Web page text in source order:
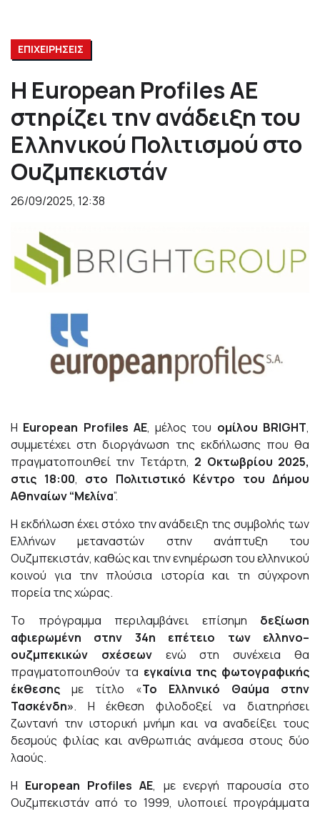
ΕΠΙΧΕΙΡΗΣΕΙΣ
Η European Profiles ΑΕ
στηρίζει την ανάδειξη του
Ελληνικού Πολιτισμού στο
Ουζμπεκιστάν
26/09/2025, 12:38
Η European Profiles ΑΕ, μέλος του ομίλου BRIGHT,
συμμετέχει στη διοργάνωση της εκδήλωσης που θα
πραγματοποιηθεί την Τετάρτη, 2 Οκτωβρίου 2025,
στις 18:00, στο Πολιτιστικό Κέντρο του Δήμου
Αθηναίων “Μελίνα”.
Η εκδήλωση έχει στόχο την ανάδειξη της συμβολής των
Ελλήνων μεταναστών στην ανάπτυξη του
Ουζμπεκιστάν, καθώς και την ενημέρωση του ελληνικού
κοινού για την πλούσια ιστορία και τη σύγχρονη
πορεία της χώρας.
Το πρόγραμμα περιλαμβάνει επίσημη δεξίωση
αφιερωμένη στην 34η επέτειο των ελληνο–
ουζμπεκικών σχέσεων ενώ στη συνέχεια θα
πραγματοποιηθούν τα εγκαίνια της φωτογραφικής
έκθεσης με τίτλο «Το Ελληνικό Θαύμα στην
Τασκένδη». Η έκθεση φιλοδοξεί να διατηρήσει
ζωντανή την ιστορική μνήμη και να αναδείξει τους
δεσμούς φιλίας και ανθρωπιάς ανάμεσα στους δύο
λαούς.
Η European Profiles ΑΕ, με ενεργή παρουσία στο
Ουζμπεκιστάν από το 1999, υλοποιεί προγράμματα